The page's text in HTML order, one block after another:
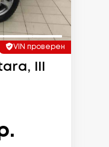
VIN проверен
III